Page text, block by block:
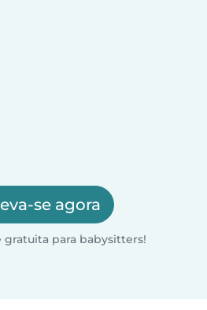
se agora
gratuita para babysitters!